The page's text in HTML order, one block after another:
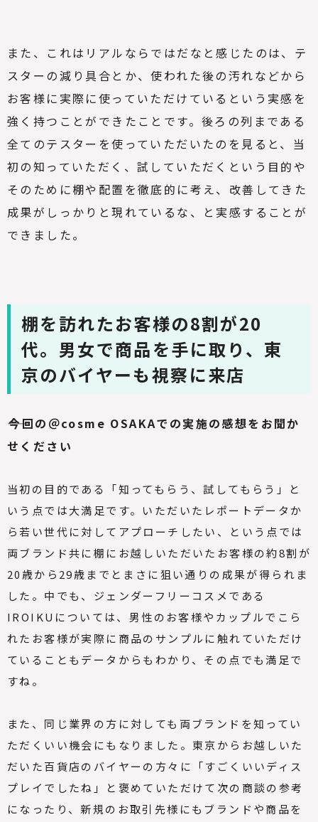
また、これはリアルならではだなと感じたのは、テ
スターの減り具合とか、使われた後の汚れなどから
お客様に実際に使っていただけているという実感を
強く持つことができたことです。後ろの列まである
全てのテスターを使っていただいたのを見ると、当
初の知っていただく、試していただくという目的や
そのために棚や配置を徹底的に考え、改善してきた
成果がしっかりと現れているな、と実感することが
できました。
棚を訪れたお客様の8割が20
代。男女で商品を手に取り、東
京のバイヤーも視察に来店
――今回の＠cosme OSAKAでの実施の感想をお聞か
せください
当初の目的である「知ってもらう、試してもらう」と
いう点では大満足です。いただいたレポートデータか
ら若い世代に対してアプローチしたい、という点では
両ブランド共に棚にお越しいただいたお客様の約8割が
20歳から29歳までとまさに狙い通りの成果が得られま
した。中でも、ジェンダーフリーコスメである
IROIKUについては、男性のお客様やカップルでこら
れたお客様が実際に商品のサンプルに触れていただけ
ていることもデータからもわかり、その点でも満足で
すね。
また、同じ業界の方に対しても両ブランドを知ってい
ただくいい機会にもなりました。東京からお越しいた
だいた百貨店のバイヤーの方々に「すごくいいディス
プレイでしたね」と褒めていただけて次の商談の参考
になったり、新規のお取引先様にもブランドや商品を